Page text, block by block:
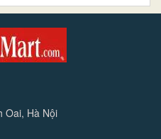
Oai, Hà Nội